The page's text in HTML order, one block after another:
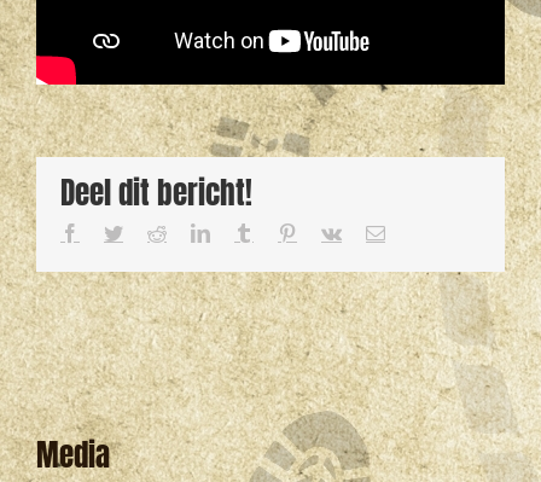
Deel dit bericht!
Facebook
TwitterRedditLinkedInTumblr Pinterest
Vk
E-
Media